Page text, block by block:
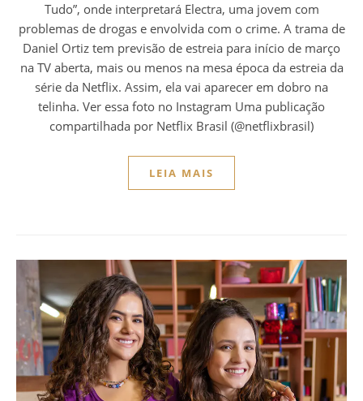
Tudo”, onde interpretará Electra, uma jovem com
problemas de drogas e envolvida com o crime. A trama de
Daniel Ortiz tem previsão de estreia para início de março
na TV aberta, mais ou menos na mesa época da estreia da
série da Netflix. Assim, ela vai aparecer em dobro na
telinha. Ver essa foto no Instagram Uma publicação
compartilhada por Netflix Brasil (@netflixbrasil)
LEIA MAIS